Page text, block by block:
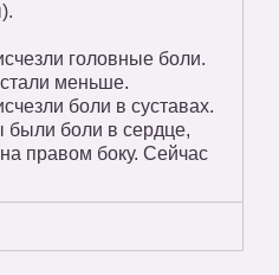
головные боли.
меньше.
боли в суставах.
были боли в сердце,
правом боку. Сейчас